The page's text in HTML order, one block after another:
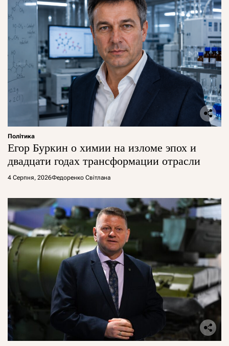
Політика
Егор Буркин о химии на изломе эпох и
двадцати годах трансформации отрасли
4 Серпня, 2026Федоренко Світлана